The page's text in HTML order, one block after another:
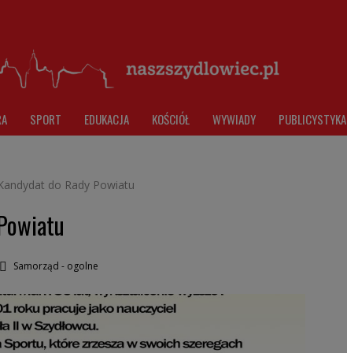
SPORT EDUKACJA KOŚCIÓŁ WYWIADY PUBLICYSTYKA
do Rady Powiatu
Samorząd - ogolne